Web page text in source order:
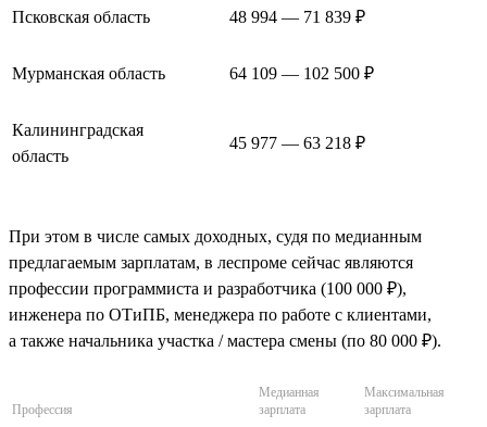
Псковская область 48 994 — 71 839 ₽
Мурманская область 64 109 — 102 500 ₽
Калининградская
область
45 977 — 63 218 ₽
При этом в числе самых доходных, судя по медианным
предлагаемым зарплатам, в леспроме сейчас являются
профессии программиста и разработчика (100 000 ₽),
инженера по ОТиПБ, менеджера по работе с клиентами,
а также начальника участка / мастера смены (по 80 000 ₽).
Профессия
Медианная
зарплата
Максимальная
зарплата